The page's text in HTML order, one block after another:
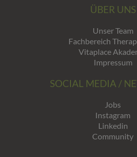
ÜBER UNS
Unser Team
Fachbereich
Vitaplace
Impressum
SOCIAL MEDIA /
Jobs
Instagram
Linkedin
Community